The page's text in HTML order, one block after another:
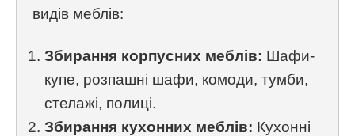
видів меблів:
Збирання корпусних меблів: Шафи-
купе, розпашні шафи, комоди, тумби,
стелажі, полиці.
Збирання кухонних меблів: Кухонні